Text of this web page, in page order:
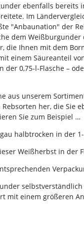
ebenfalls bereits
Im
"Anbaunation" der
dem Weißburgunder
die Ihnen mit dem
einem Säureanteil
der 0,75-l-Flasche –
aus unserem
her, die Sie
Sie zum Beispiel …
halbtrocken in der
Weißherbst in der
mit einem größeren